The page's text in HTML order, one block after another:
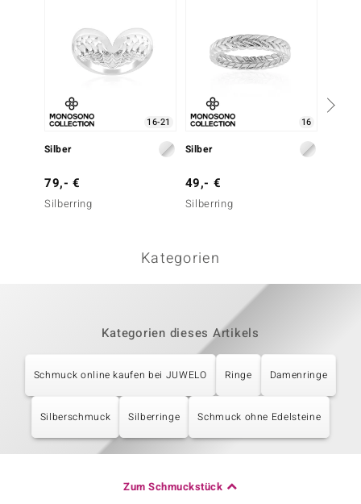
16-21
Silber
79,- €
Silberring
16
Silber
49,- €
Silberring
Kategorien
Kategorien dieses Artikels
Schmuck online kaufen bei JUWELO Ringe Damenringe
Silberschmuck Silberringe Schmuck ohne Edelsteine
Zum Schmuckstück